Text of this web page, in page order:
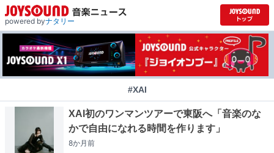
powered byナタリー
#XAI
XAI初のワンマンツアーで東阪へ「音楽のな
かで自由になれる時間を作ります」
8か月前